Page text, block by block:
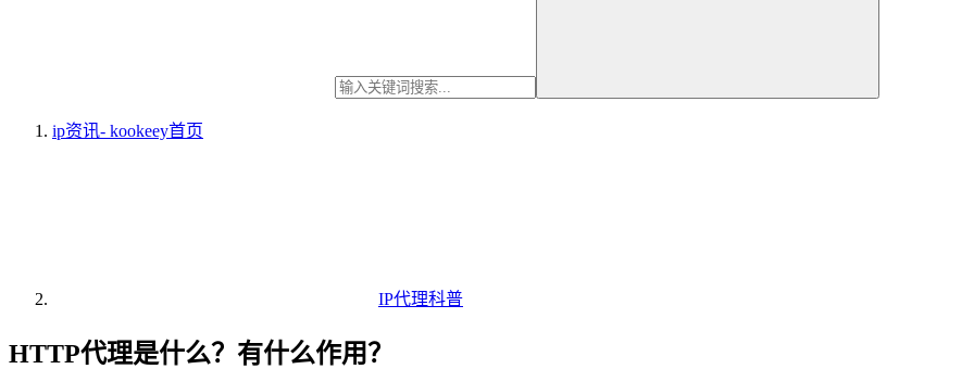
ip资讯- kookeey首页
IP代理科普
HTTP代理是什么？有什么作用？